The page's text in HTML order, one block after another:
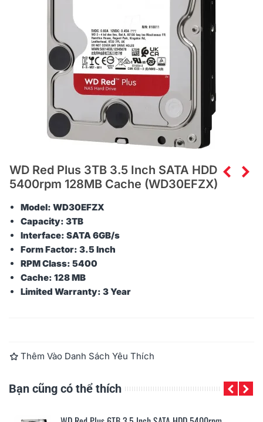
WD Red Plus 3TB 3.5 Inch SATA HDD
5400rpm 128MB Cache (WD30EFZX)
Model: WD30EFZX
Capacity: 3TB
Interface: SATA 6GB/s
Form Factor: 3.5 Inch
RPM Class: 5400
Cache: 128 MB
Limited Warranty: 3 Year
Thêm Vào Danh Sách Yêu Thích
Bạn cũng có thể thích